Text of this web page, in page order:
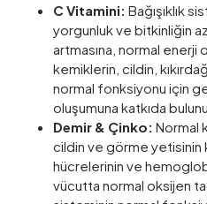
C Vitamini: Bağışıklık
yorgunluk ve bitkinliğin
artmasına, normal enerji
kemiklerin, cildin,
normal fonksiyonu için
oluşumuna katkıda
Demir & Çinko: Normal
cildin ve görme yetisinin
hücrelerinin ve
vücutta normal oksijen